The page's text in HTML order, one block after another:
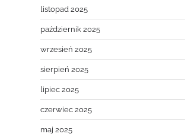
listopad 2025
październik 2025
wrzesień 2025
sierpień 2025
lipiec 2025
czerwiec 2025
maj 2025